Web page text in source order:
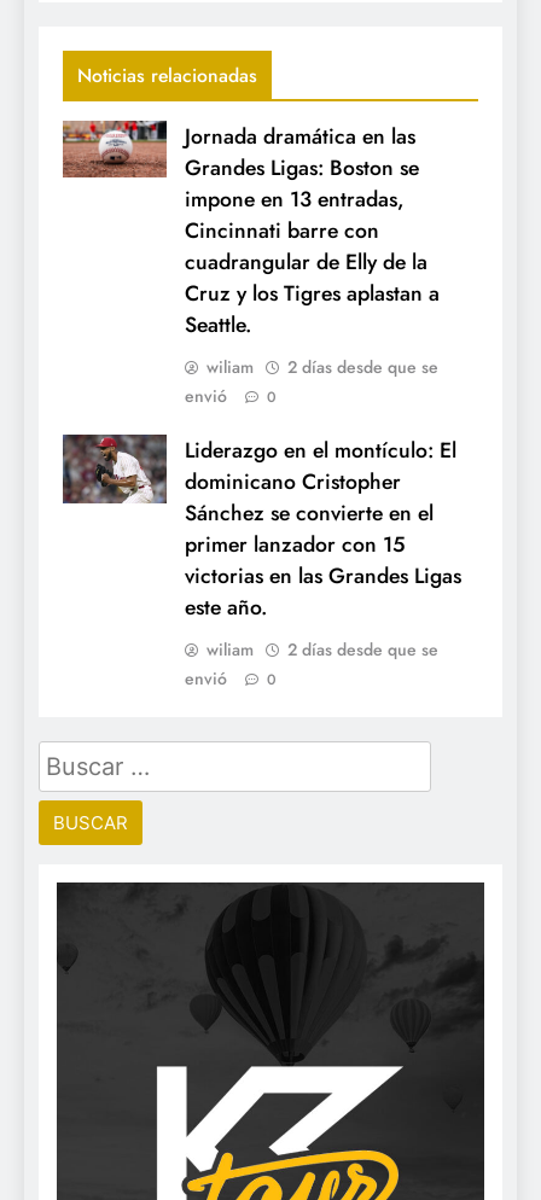
Noticias relacionadas
Jornada dramática en las
Grandes Ligas: Boston se
impone en 13 entradas,
Cincinnati barre con
cuadrangular de Elly de la
Cruz y los Tigres aplastan a
Seattle.
wiliam
2 días desde que se
envió
0
Liderazgo en el montículo: El
dominicano Cristopher
Sánchez se convierte en el
primer lanzador con 15
victorias en las Grandes Ligas
este año.
wiliam
2 días desde que se
envió
0
Buscar: